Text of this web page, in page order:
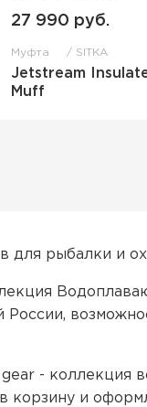
27 990 руб.
Муфта SITKA
Jetstream
Muff
для рыбалки и
-
корзину и